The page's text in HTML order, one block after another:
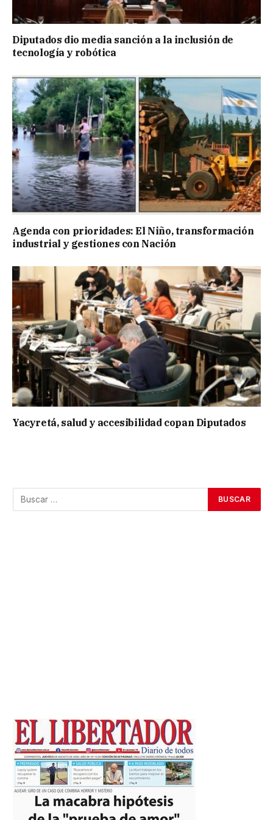
Diputados dio media sanción a la inclusión de
tecnología y robótica
Agenda con prioridades: El Niño, transformación
industrial y gestiones con Nación
Yacyretá, salud y accesibilidad copan Diputados